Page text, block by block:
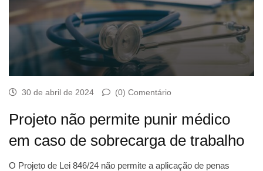
30 de abril de 2024 (0) Comentário
Projeto não permite punir médico
em caso de sobrecarga de trabalho
O Projeto de Lei 846/24 não permite a aplicação de penas